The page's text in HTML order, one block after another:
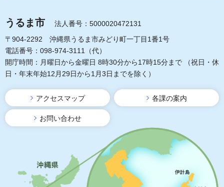
うるま市
法人番号：5000020472131
〒904-2292 沖縄県うるま市みどり町一丁目1番1号
電話番号：098-974-3111（代）
開庁時間：月曜日から金曜日 8時30分から17時15分まで
（祝日・休
日・年末年始12月29日から1月3日までを除く）
アクセスマップ 各課の案内
お問い合わせ